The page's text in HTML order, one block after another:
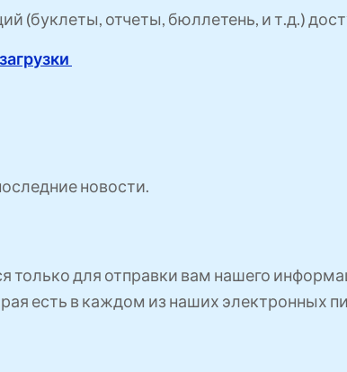
(буклеты, отчеты, бюллетень, и т.д.)
новости.
только для отправки вам нашего
есть в каждом из наших электронных